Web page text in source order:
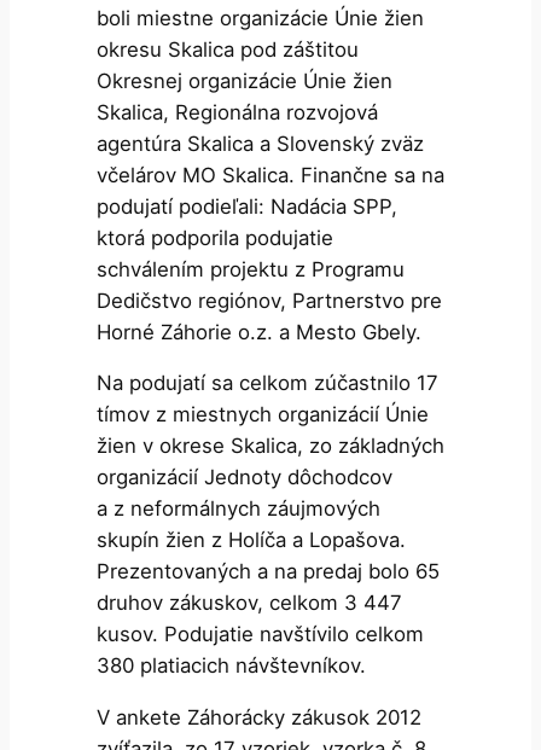
boli miestne organizácie Únie žien
okresu Skalica pod záštitou
Okresnej organizácie Únie žien
Skalica, Regionálna rozvojová
agentúra Skalica a Slovenský zväz
včelárov MO Skalica. Finančne sa na
podujatí podieľali: Nadácia SPP,
ktorá podporila podujatie
schválením projektu z Programu
Dedičstvo regiónov, Partnerstvo pre
Horné Záhorie o.z. a Mesto Gbely.
Na podujatí sa celkom zúčastnilo 17
tímov z miestnych organizácií Únie
žien v okrese Skalica, zo základných
organizácií Jednoty dôchodcov
a z neformálnych záujmových
skupín žien z Holíča a Lopašova.
Prezentovaných a na predaj bolo 65
druhov zákuskov, celkom 3 447
kusov. Podujatie navštívilo celkom
380 platiacich návštevníkov.
V ankete Záhorácky zákusok 2012